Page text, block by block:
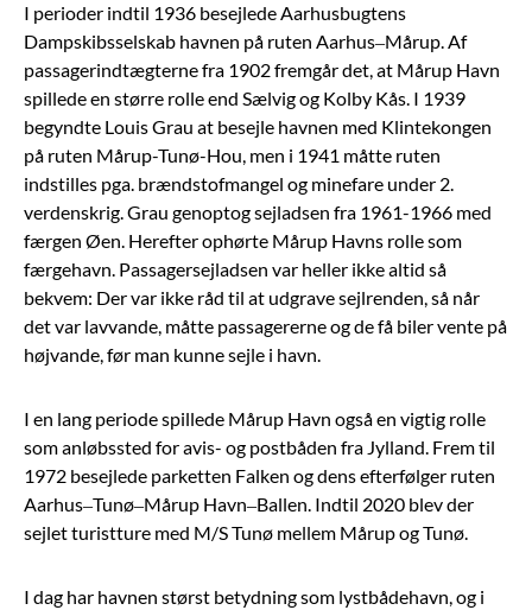
I perioder indtil 1936 besejlede Aarhusbugtens
Dampskibsselskab havnen på ruten Aarhus–Mårup. Af
passagerindtægterne fra 1902 fremgår det, at Mårup Havn
spillede en større rolle end Sælvig og Kolby Kås. I 1939
begyndte Louis Grau at besejle havnen med Klintekongen
på ruten Mårup-Tunø-Hou, men i 1941 måtte ruten
indstilles pga. brændstofmangel og minefare under 2.
verdenskrig. Grau genoptog sejladsen fra 1961-1966 med
færgen Øen. Herefter ophørte Mårup Havns rolle som
færgehavn. Passagersejladsen var heller ikke altid så
bekvem: Der var ikke råd til at udgrave sejlrenden, så når
det var lavvande, måtte passagererne og de få biler vente på
højvande, før man kunne sejle i havn.
I en lang periode spillede Mårup Havn også en vigtig rolle
som anløbssted for avis- og postbåden fra Jylland. Frem til
1972 besejlede parketten Falken og dens efterfølger ruten
Aarhus–Tunø–Mårup Havn–Ballen. Indtil 2020 blev der
sejlet turistture med M/S Tunø mellem Mårup og Tunø.
I dag har havnen størst betydning som lystbådehavn, og i